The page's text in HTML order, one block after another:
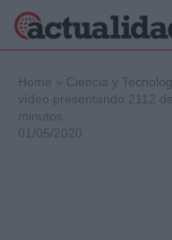
Home » Ciencia y
vídeo presentando 2112
minutos
01/05/2020